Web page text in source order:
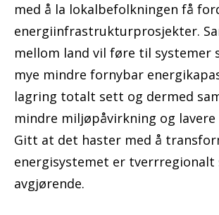
med å la lokalbefolkningen få
energiinfrastrukturprosjekter.
mellom land vil føre til systemer
mye mindre fornybar
lagring totalt sett og dermed
mindre miljøpåvirkning og lavere
Gitt at det haster med å
energisystemet er tverrregionalt
avgjørende.